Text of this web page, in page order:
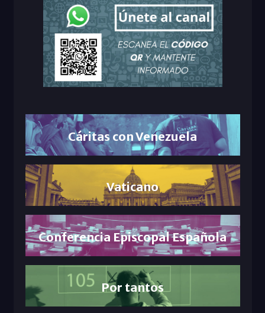
Cáritas con Venezuela
Vaticano
Conferencia Episcopal Española
Por tantos